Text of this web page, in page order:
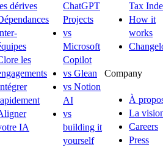
dérives
les
IA
ChatGPT
Projects
vs
Microsoft
Copilot
vs Glean
vs Notion
AI
vs
building it
yourself
Tax
How it
works
Company
À
La
Careers
Press